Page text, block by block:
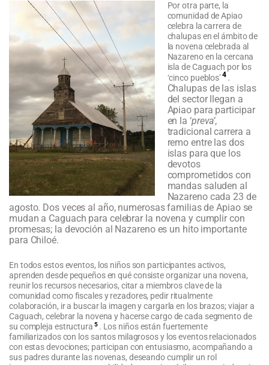
Por otra parte, la
comunidad de Apiao
celebra la carrera de
chalupas en el ámbito de
la novena celebrada al
Nazareno en la cercana
isla de Caguach por los
‘cinco pueblos’4 .
Chalupas de las islas
del sector llegan a
Apiao para participar
en la ‘preva’,
tradicional carrera a
remo entre las dos
islas para que los
devotos
comprometidos con
mandas saluden al
Nazareno cada 23 de
agosto. Dos veces al año, numerosas familias de Apiao se
mudan a Caguach para celebrar la novena y cumplir con
promesas; la devoción al Nazareno es un hito importante
para Chiloé.
En todos estos eventos, los niños son participantes activos,
aprenden desde pequeños en qué consiste organizar una novena,
reunir los recursos necesarios, citar a miembros clave de la
comunidad como fiscales y rezadores, pedir ritualmente
colaboración, ir a buscar la imagen y cargarla en los brazos; viajar a
Caguach, celebrar la novena y hacerse cargo de cada segmento de
su compleja estructura 5 . Los niños están fuertemente
familiarizados con los santos milagrosos y los eventos relacionados
con estas devociones; participan con entusiasmo, acompañando a
sus padres durante las novenas, deseando cumplir un rol